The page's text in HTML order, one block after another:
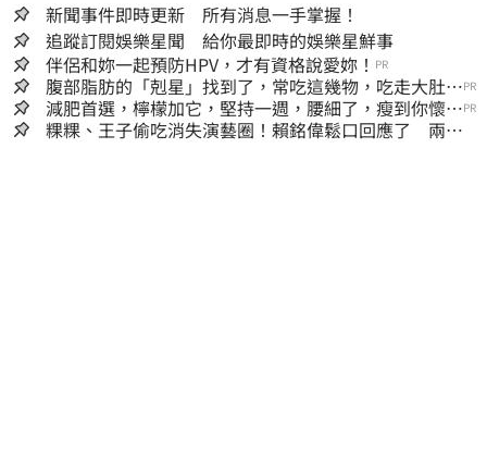
新聞事件即時更新 所有消息一手掌握！
追蹤訂閱娛樂星聞 給你最即時的娛樂星鮮事
伴侶和妳一起預防HPV，才有資格說愛妳！ PR
腹部脂肪的「剋星」找到了，常吃這幾物，吃走大肚
囊，瘦出小蠻腰
PR
減肥首選，檸檬加它，堅持一週，腰細了，瘦到你懷疑
人生
PR
粿粿、王子偷吃消失演藝圈！賴銘偉鬆口回應了 兩人